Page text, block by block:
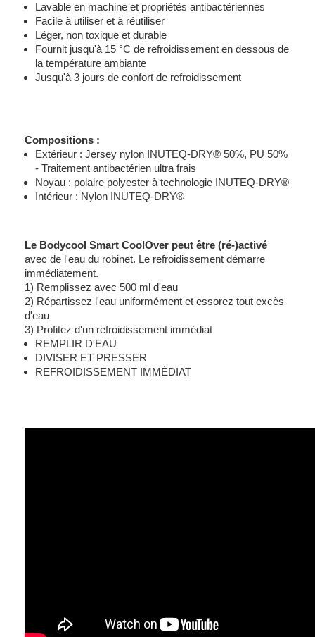
Lavable en machine et propriétés antibactériennes
Facile à utiliser et à réutiliser
Léger, non toxique et durable
Fournit jusqu'à 15 °C de refroidissement en dessous de
la température ambiante
Jusqu'à 3 jours de confort de refroidissement
Compositions :
Extérieur : Jersey nylon INUTEQ-DRY® 50%, PU 50%
- Traitement antibactérien ultra frais
Noyau : polaire polyester à technologie INUTEQ-DRY®
Intérieur : Nylon INUTEQ-DRY®
Le Bodycool Smart CoolOver peut être (ré-)activé
avec de l'eau du robinet. Le refroidissement démarre
immédiatement.
1) Remplissez avec 500 ml d'eau
2) Répartissez l'eau uniformément et essorez tout excès
d'eau
3) Profitez d'un refroidissement immédiat
REMPLIR D'EAU
DIVISER ET PRESSER
REFROIDISSEMENT IMMÉDIAT